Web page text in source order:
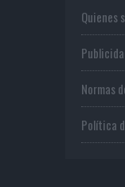
Quienes
Normas
Política